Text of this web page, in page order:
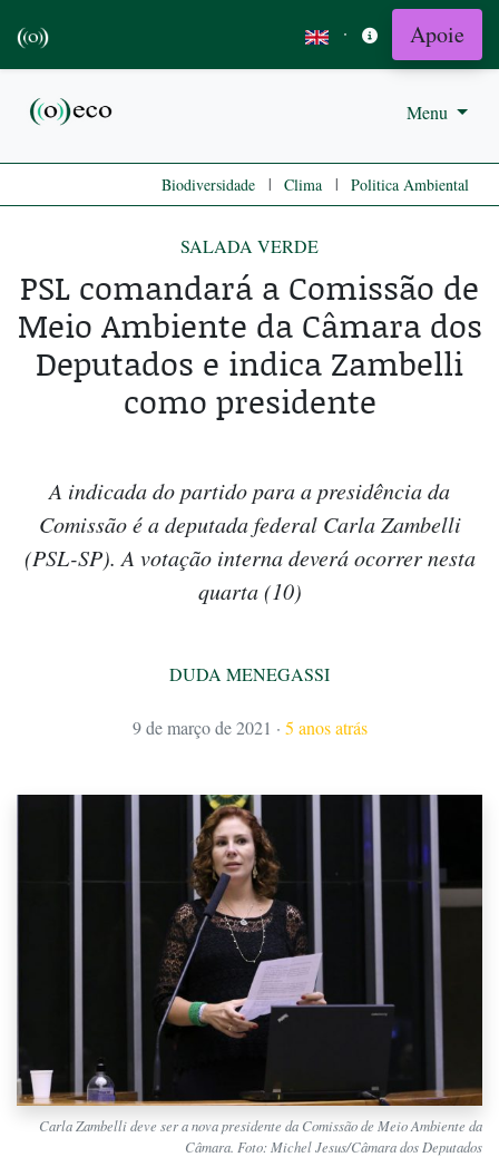
· Apoie
Menu
Biodiversidade | Clima | Politica Ambiental
SALADA VERDE
PSL comandará a Comissão de
Meio Ambiente da Câmara dos
Deputados e indica Zambelli
como presidente
A indicada do partido para a presidência da
Comissão é a deputada federal Carla Zambelli
(PSL-SP). A votação interna deverá ocorrer nesta
quarta (10)
DUDA MENEGASSI
9 de março de 2021 · 5 anos atrás
Carla Zambelli deve ser a nova presidente da Comissão de Meio Ambiente da
Câmara. Foto: Michel Jesus/Câmara dos Deputados